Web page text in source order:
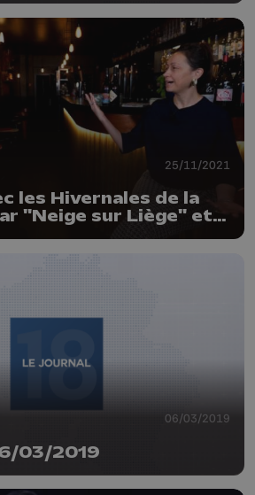
25/11/2021
les Hivernales de la
"Neige sur Liège" et
06/03/2019
03/2019